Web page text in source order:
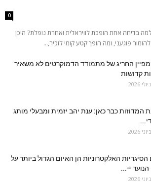
0
בדיחה אחת הופכת לוויראלית ואחרת נופלת? היכן
פוגעני, ומה הופך קטע קומי לזכיר,...
החריג של מתמודד הדמוקרטים לא משאיר
קדושות
המדוזות כבר כאן: ענת יהב יזמית ומבעלי מותג
האלקטרוניות הן האיום הגדול ביותר על
הנוער –...